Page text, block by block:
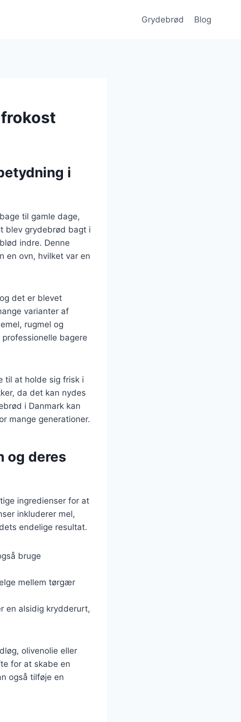
Grydebrød Blog
i
til gamle dage,
blev grydebrød bagt i
indre. Denne
en ovn, hvilket var en
det er blevet
varianter af
rugmel og
bagere
til at holde sig frisk i
da det kan nydes
i Danmark kan
mange generationer.
og deres
ingredienser for at
inkluderer mel,
endelige resultat.
bruge
mellem tørgær
en alsidig krydderurt,
olivenolie eller
for at skabe en
også tilføje en